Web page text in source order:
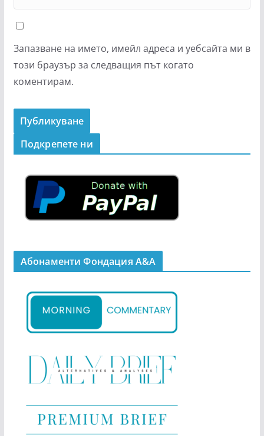
Запазване на името, имейл адреса и уебсайта ми в
този браузър за следващия път когато
коментирам.
Подкрепeте ни
Абонаменти Фондация А&A